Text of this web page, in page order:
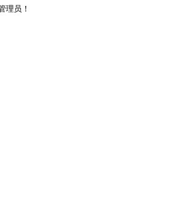
理员！